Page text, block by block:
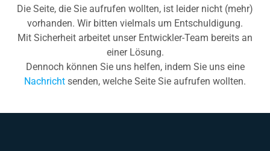
Die Seite, die Sie aufrufen wollten, ist leider nicht (mehr)
vorhanden. Wir bitten vielmals um Entschuldigung.
Mit Sicherheit arbeitet unser Entwickler-Team bereits an
einer Lösung.
Dennoch können Sie uns helfen, indem Sie uns eine
Nachricht senden, welche Seite Sie aufrufen wollten.